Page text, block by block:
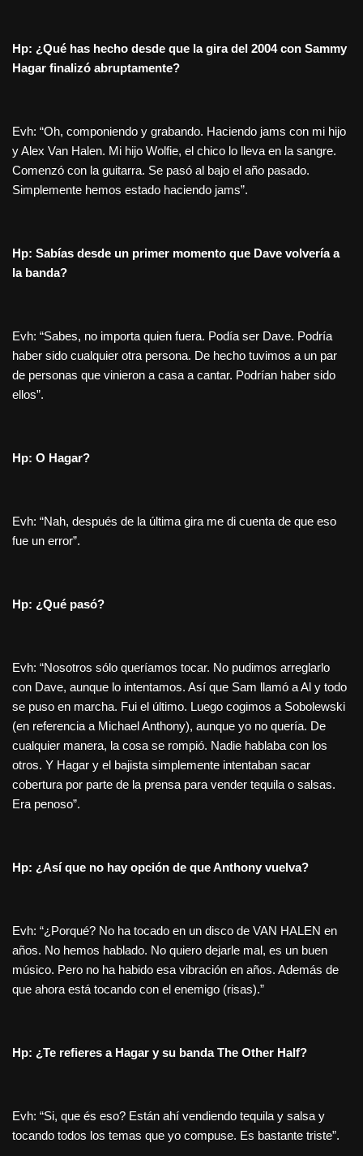
Hp: ¿Qué has hecho desde que la gira del 2004 con Sammy
Hagar finalizó abruptamente?
Evh: “Oh, componiendo y grabando. Haciendo jams con mi hijo
y Alex Van Halen. Mi hijo Wolfie, el chico lo lleva en la sangre.
Comenzó con la guitarra. Se pasó al bajo el año pasado.
Simplemente hemos estado haciendo jams”.
Hp: Sabías desde un primer momento que Dave volvería a
la banda?
Evh: “Sabes, no importa quien fuera. Podía ser Dave. Podría
haber sido cualquier otra persona. De hecho tuvimos a un par
de personas que vinieron a casa a cantar. Podrían haber sido
ellos”.
Hp: O Hagar?
Evh: “Nah, después de la última gira me di cuenta de que eso
fue un error”.
Hp: ¿Qué pasó?
Evh: “Nosotros sólo queríamos tocar. No pudimos arreglarlo
con Dave, aunque lo intentamos. Así que Sam llamó a Al y todo
se puso en marcha. Fui el último. Luego cogimos a Sobolewski
(en referencia a Michael Anthony), aunque yo no quería. De
cualquier manera, la cosa se rompió. Nadie hablaba con los
otros. Y Hagar y el bajista simplemente intentaban sacar
cobertura por parte de la prensa para vender tequila o salsas.
Era penoso”.
Hp: ¿Así que no hay opción de que Anthony vuelva?
Evh: “¿Porqué? No ha tocado en un disco de VAN HALEN en
años. No hemos hablado. No quiero dejarle mal, es un buen
músico. Pero no ha habido esa vibración en años. Además de
que ahora está tocando con el enemigo (risas).”
Hp: ¿Te refieres a Hagar y su banda The Other Half?
Evh: “Si, que és eso? Están ahí vendiendo tequila y salsa y
tocando todos los temas que yo compuse. Es bastante triste”.